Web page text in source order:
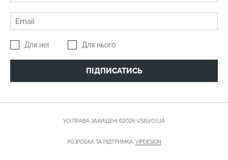
Для неї Для нього
ПІДПИСАТИСЬ
УСІ ПРАВА ЗАХИЩЕНІ ©2026 VSISVOI.UA
РОЗРОБКА ТА ПІДТРИМКА: VIPDESIGN